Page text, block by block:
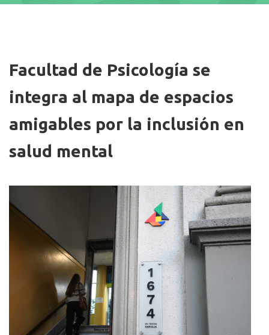
Facultad de Psicología se
integra al mapa de espacios
amigables por la inclusión en
salud mental